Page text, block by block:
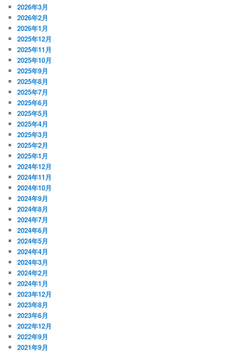
2026年3月
2026年2月
2026年1月
2025年12月
2025年11月
2025年10月
2025年9月
2025年8月
2025年7月
2025年6月
2025年5月
2025年4月
2025年3月
2025年2月
2025年1月
2024年12月
2024年11月
2024年10月
2024年9月
2024年8月
2024年7月
2024年6月
2024年5月
2024年4月
2024年3月
2024年2月
2024年1月
2023年12月
2023年8月
2023年6月
2022年12月
2022年9月
2021年9月